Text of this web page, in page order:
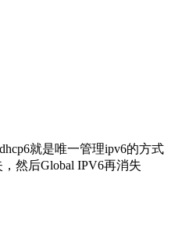
就是唯一管理ipv6的方式
然后Global IPV6再消失